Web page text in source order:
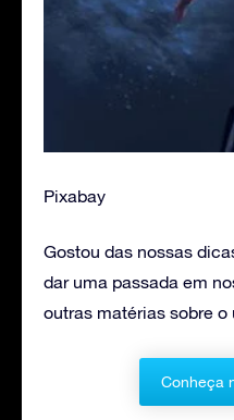
Pixabay
Gostou das nossas
dar uma passada em
outras matérias sobre o
Conheça